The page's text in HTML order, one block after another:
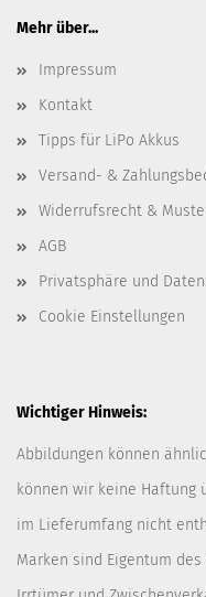
Mehr über...
Impressum
Kontakt
Tipps für LiPo Akkus
Versand- &
Widerrufsrecht &
AGB
Privatsphäre und
Cookie Einstellungen
Wichtiger Hinweis:
Abbildungen können
können wir keine Haftung
im Lieferumfang nicht
Marken sind Eigentum